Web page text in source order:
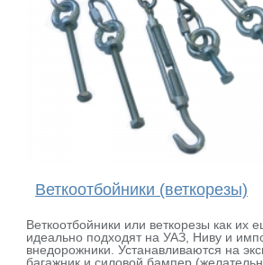
Веткоотбойники (веткорезы)
Веткоотбойники или веткорезы как их
идеально подходят на УАЗ, Ниву и
внедорожники. Устанавливаются на